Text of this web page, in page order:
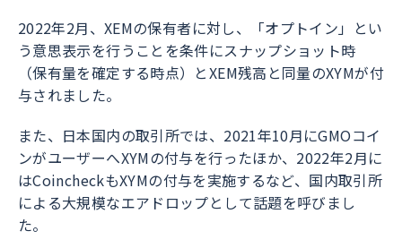
2022年2月、XEMの保有者に対し、「オプトイン」とい
う意思表示を行うことを条件にスナップショット時
（保有量を確定する時点）とXEM残高と同量のXYMが付
与されました。
また、日本国内の取引所では、2021年10月にGMOコイ
ンがユーザーへXYMの付与を行ったほか、2022年2月に
はCoincheckもXYMの付与を実施するなど、国内取引所
による大規模なエアドロップとして話題を呼びまし
た。